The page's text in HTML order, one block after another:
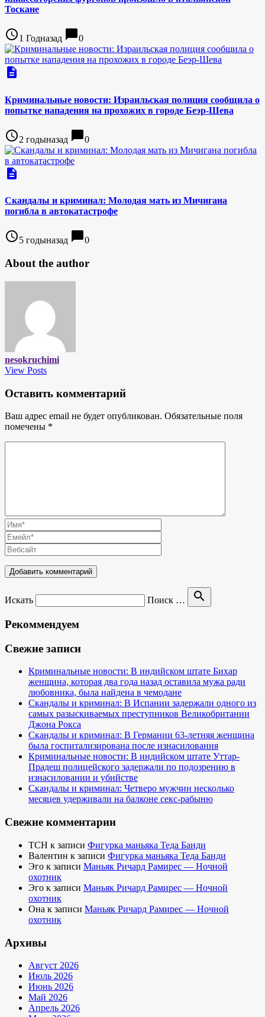
Тоскане
access_time1 Годназад chat_bubble0
description
Криминальные новости: Израильская полиция сообщила о
попытке нападения на прохожих в городе Беэр-Шева
access_time2 годыназад chat_bubble0
description
Скандалы и криминал: Молодая мать из Мичигана
погибла в автокатастрофе
access_time5 годыназад chat_bubble0
About the author
nesokruchimi
View Posts
Оставить комментарий
Ваш адрес email не будет опубликован. Обязательные поля
помечены *
Искать Поиск … search
Рекоммендуем
Свежие записи
Криминальные новости: В индийском штате Бихар
женщина, которая два года назад оставила мужа ради
любовника, была найдена в чемодане
Скандалы и криминал: В Испании задержали одного из
самых разыскиваемых преступников Великобритании
Джона Рокса
Скандалы и криминал: В Германии 63-летняя женщина
была госпитализирована после изнасилования
Криминальные новости: В индийском штате Уттар-
Прадеш полицейского задержали по подозрению в
изнасиловании и убийстве
Скандалы и криминал: Четверо мужчин несколько
месяцев удерживали на балконе секс-рабыню
Свежие комментарии
TCH к записи Фигурка маньяка Теда Банди
Валентин к записи Фигурка маньяка Теда Банди
Эго к записи Маньяк Ричард Рамирес — Ночной
охотник
Эго к записи Маньяк Ричард Рамирес — Ночной
охотник
Она к записи Маньяк Ричард Рамирес — Ночной
охотник
Архивы
Август 2026
Июль 2026
Июнь 2026
Май 2026
Апрель 2026